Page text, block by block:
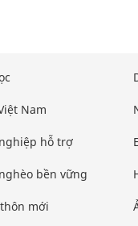
Nam
hỗ trợ
bền vững
mới